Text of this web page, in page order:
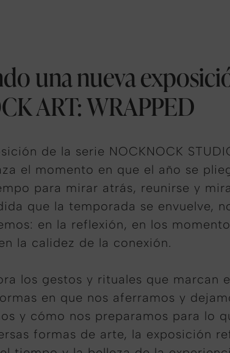
una nueva
ART: WRAPPED
de la serie NOCKNOCK
el momento en que el año se
para mirar atrás, reunirse y
que la temporada se envuelve,
en la reflexión, en los
la calidez de la conexión.
los gestos y rituales que marcan
en que nos aferramos y
y cómo nos preparamos para lo
formas de arte, la exposición